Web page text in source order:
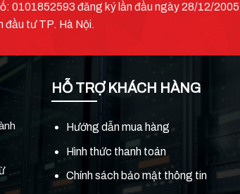
0101852593 đăng ký lần đầu ngày 28/12/
đầu tư TP. Hà Nội.
HỖ TRỢ KHÁCH HÀNG
Hướng dẫn mua hàng
Hình thức thanh toán
Chính sách bảo mật thông tin